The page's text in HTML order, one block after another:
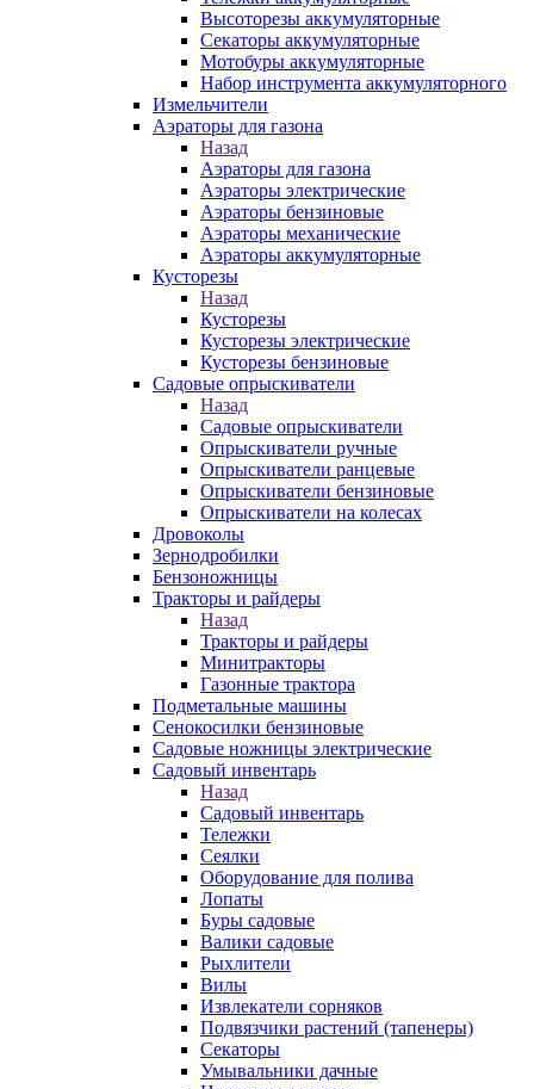
Высоторезы аккумуляторные
Секаторы аккумуляторные
Мотобуры аккумуляторные
Набор инструмента аккумуляторного
Измельчители
Аэраторы для газона
Назад
Аэраторы для газона
Аэраторы электрические
Аэраторы бензиновые
Аэраторы механические
Аэраторы аккумуляторные
Кусторезы
Назад
Кусторезы
Кусторезы электрические
Кусторезы бензиновые
Садовые опрыскиватели
Назад
Садовые опрыскиватели
Опрыскиватели ручные
Опрыскиватели ранцевые
Опрыскиватели бензиновые
Опрыскиватели на колесах
Дровоколы
Зернодробилки
Бензоножницы
Тракторы и райдеры
Назад
Тракторы и райдеры
Минитракторы
Газонные трактора
Подметальные машины
Сенокосилки бензиновые
Садовые ножницы электрические
Садовый инвентарь
Назад
Садовый инвентарь
Тележки
Сеялки
Оборудование для полива
Лопаты
Буры садовые
Валики садовые
Рыхлители
Вилы
Извлекатели сорняков
Подвязчики растений (тапенеры)
Секаторы
Умывальники дачные